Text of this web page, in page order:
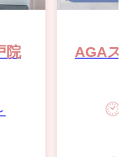
院 AGAス